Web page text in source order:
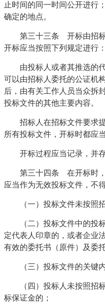
止时间的同一时间公开进行
确定的地点。
第三十三条 开标由招标
开标应当按照下列规定进行：
由投标人或者其推选的
可以由招标人委托的公证机
后，由有关工作人员当众拆
投标文件的其他主要内容。
招标人在招标文件要求
所有投标文件，开标时都应
开标过程应当记录，并
第三十四条 在开标时，
应当作为无效投标文件，不
（一）投标文件未按照
（二）投标文件中的投
定代表人印章的，或者企业
有效的委托书（原件）及委
（三）投标文件的关键
（四）投标人未按照招
标保证金的；